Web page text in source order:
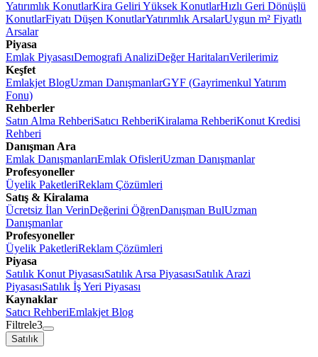
Yatırımlık KonutlarKira Geliri Yüksek KonutlarHızlı Geri Dönüşlü
KonutlarFiyatı Düşen KonutlarYatırımlık ArsalarUygun m² Fiyatlı
Arsalar
Piyasa
Emlak PiyasasıDemografi AnaliziDeğer HaritalarıVerilerimiz
Keşfet
Emlakjet BlogUzman DanışmanlarGYF (Gayrimenkul Yatırım
Fonu)
Rehberler
Satın Alma RehberiSatıcı RehberiKiralama RehberiKonut Kredisi
Rehberi
Danışman Ara
Emlak DanışmanlarıEmlak OfisleriUzman Danışmanlar
Profesyoneller
Üyelik PaketleriReklam Çözümleri
Satış & Kiralama
Ücretsiz İlan VerinDeğerini ÖğrenDanışman BulUzman
Danışmanlar
Profesyoneller
Üyelik PaketleriReklam Çözümleri
Piyasa
Satılık Konut PiyasasıSatılık Arsa PiyasasıSatılık Arazi
PiyasasıSatılık İş Yeri Piyasası
Kaynaklar
Satıcı RehberiEmlakjet Blog
Filtrele3
Satılık